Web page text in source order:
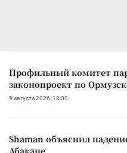
Профильный комитет
законопроект по
9 августа 2026, 18:00
Shaman объяснил
Абакане